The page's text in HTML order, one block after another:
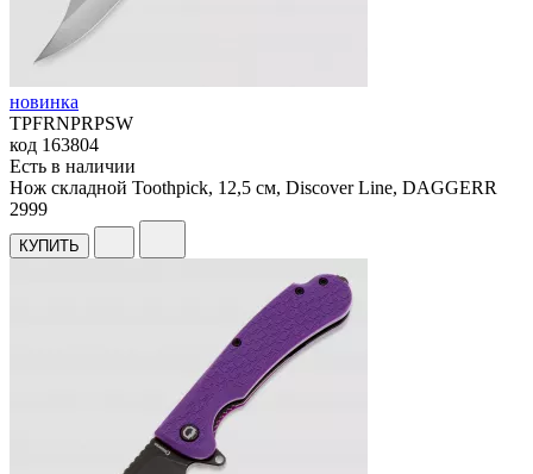
новинка
TPFRNPRPSW
код 163804
Есть в наличии
Нож складной Toothpick, 12,5 см, Discover Line, DAGGERR
2999
КУПИТЬ